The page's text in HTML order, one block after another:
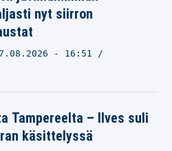
nyt siirron
- 16:51
Tampereelta – Ilves suli
käsittelyssä